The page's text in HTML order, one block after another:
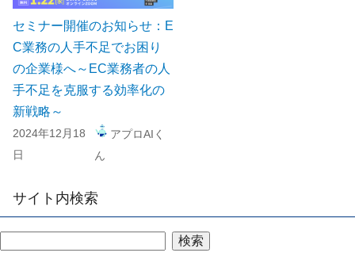
セミナー開催のお知らせ：E
C業務の人手不足でお困り
の企業様へ～EC業務者の人
手不足を克服する効率化の
新戦略～
2024年12月18
日
アプロAIく
ん
サイト内検索
検索